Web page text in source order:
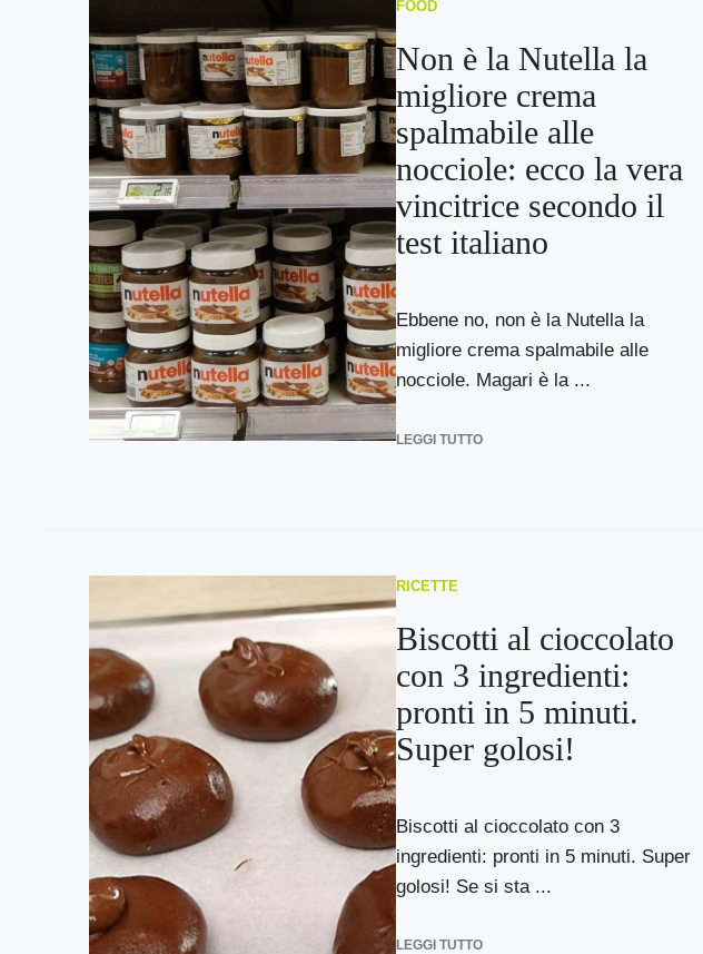
FOOD
Non è la Nutella la
migliore crema
spalmabile alle
nocciole: ecco la vera
vincitrice secondo il
test italiano
Ebbene no, non è la Nutella la
migliore crema spalmabile alle
nocciole. Magari è la ...
LEGGI TUTTO
RICETTE
Biscotti al cioccolato
con 3 ingredienti:
pronti in 5 minuti.
Super golosi!
Biscotti al cioccolato con 3
ingredienti: pronti in 5 minuti. Super
golosi! Se si sta ...
LEGGI TUTTO